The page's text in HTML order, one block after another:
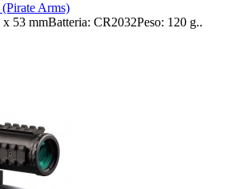
Arms)
53 mmBatteria: CR2032Peso: 120 g..